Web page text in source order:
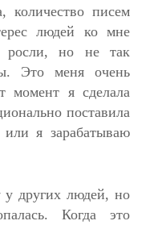
количество писем
людей ко мне
росли, но не так
Это меня очень
момент я сделала
поставила
я зарабатываю
других людей, но
Когда это